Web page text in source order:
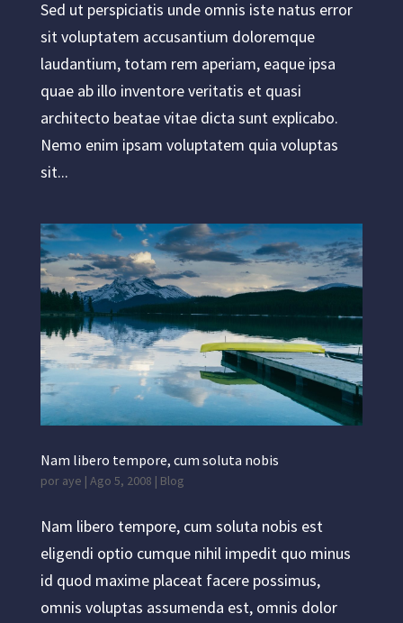
Sed ut perspiciatis unde omnis iste natus error
sit voluptatem accusantium doloremque
laudantium, totam rem aperiam, eaque ipsa
quae ab illo inventore veritatis et quasi
architecto beatae vitae dicta sunt explicabo.
Nemo enim ipsam voluptatem quia voluptas
sit...
Nam libero tempore, cum soluta nobis
por aye | Ago 5, 2008 | Blog
Nam libero tempore, cum soluta nobis est
eligendi optio cumque nihil impedit quo minus
id quod maxime placeat facere possimus,
omnis voluptas assumenda est, omnis dolor